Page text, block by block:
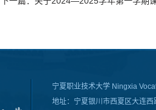
宁夏职业技术大学 Ningxia
地址：宁夏银川市西夏区大连西